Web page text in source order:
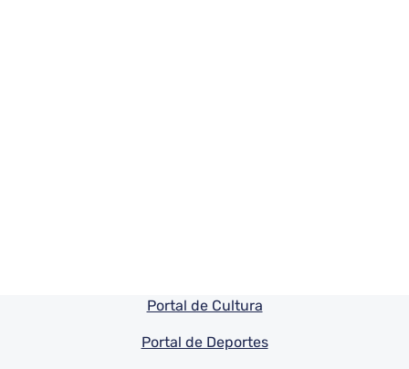
Pie de pagina información
Portal de Cultura
Portal de Deportes